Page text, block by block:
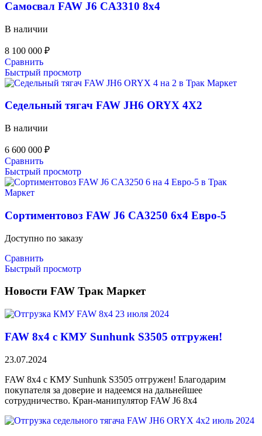
Самосвал FAW J6 CA3310 8х4
В наличии
8 100 000 ₽
Сравнить
Быстрый просмотр
Седельный тягач FAW JH6 ORYX 4X2
В наличии
6 600 000 ₽
Сравнить
Быстрый просмотр
Сортиментовоз FAW J6 CA3250 6х4 Евро-5
Доступно по заказу
Сравнить
Быстрый просмотр
Новости FAW Трак Маркет
FAW 8х4 с КМУ Sunhunk S3505 отгружен!
23.07.2024
FAW 8х4 с КМУ Sunhunk S3505 отгружен! Благодарим
покупателя за доверие и надеемся на дальнейшее
сотрудничество. Кран-манипулятор FAW J6 8х4